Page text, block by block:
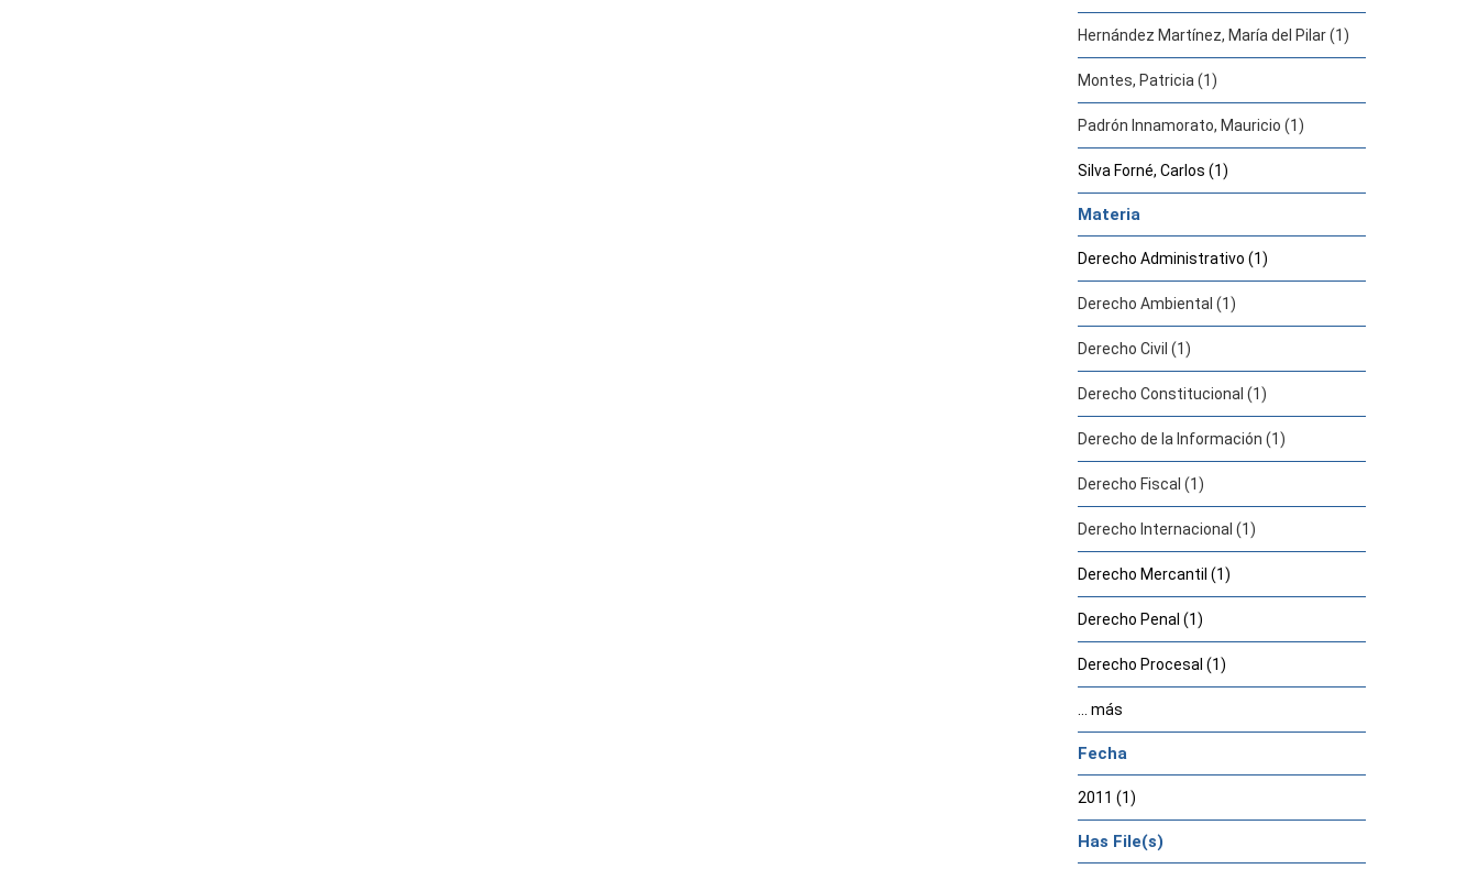
Hernández Martínez, María del Pilar (1)
Montes, Patricia (1)
Padrón Innamorato, Mauricio (1)
Silva Forné, Carlos (1)
Materia
Derecho Administrativo (1)
Derecho Ambiental (1)
Derecho Civil (1)
Derecho Constitucional (1)
Derecho de la Información (1)
Derecho Fiscal (1)
Derecho Internacional (1)
Derecho Mercantil (1)
Derecho Penal (1)
Derecho Procesal (1)
... más
Fecha
2011 (1)
Has File(s)